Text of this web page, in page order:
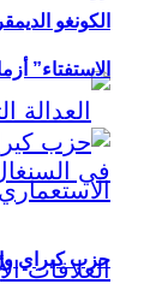
الكونغو
الاستفتاء”
حزب كيراي